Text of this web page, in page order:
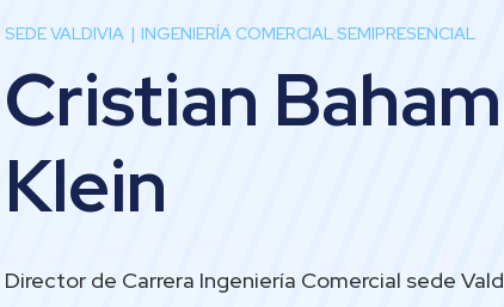
SEDE VALDIVIA INGENIERÍA COMERCIAL SEMIPRESENCIAL
Cristian
Klein
Director de Carrera Ingeniería Comercial sede